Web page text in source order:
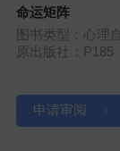
命运矩阵
图书类型：心理
原出版社：P185